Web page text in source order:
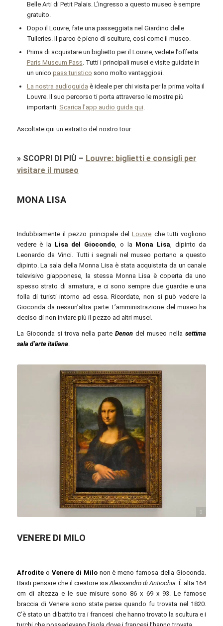
Belle Arti di Petit Palais. L’ingresso a questo museo è sempre
gratuito.
Dopo il Louvre, fate una passeggiata nel Giardino delle
Tuileries. Il parco è pieno di sculture, così come il museo.
Prima di acquistare un biglietto per il Louvre, vedete l’offerta
Paris Museum Pass. Tutti i principali musei e visite guidate in
un unico pass turistico sono molto vantaggiosi.
La nostra audioguida è ideale per chi visita per la prima volta il
Louvre. Il suo percorso ti porta attraverso le mostre più
importanti. Scarica l'app audio guida qui.
Ascoltate qui un estratto del nostro tour:
» SCOPRI DI PIÙ – Louvre: biglietti e consigli per
visitare il museo
MONA LISA
Indubbiamente il pezzo principale delLouvre che tutti vogliono
vedere è la Lisa del Giocondo , o la Mona Lisa , dipinto da
Leonardo da Vinci. Tutti i segnali nel museo portano a questo
dipinto. La sala della Monna Lisa è stata acquistata da un canale
televisivo giapponese, la stessa Monna Lisa è coperta da uno
spesso strato di armatura, e ci sono sempre due guardie e una
folla di turisti intorno ad essa. Ricordate, non si può vedere la
Gioconda da nessun’altra parte. L’amministrazione del museo ha
deciso di non inviare più il pezzo ad altri musei.
La Gioconda si trova nella parteDenon del museo nellasettima
sala d’arte italiana.
VENERE DI MILO
Afroditeo Venere di Milonon è meno famosa della Gioconda.
Basti pensare che il creatore siaAlessandro di Antiochia . È alta 164
cm di altezza e le sue misure sono 86 x 69 x 93. Le famose
braccia di Venere sono state perse quando fu trovata nel 1820.
C’è stato un dibattito tra i francesi che hanno trovato la scultura e i